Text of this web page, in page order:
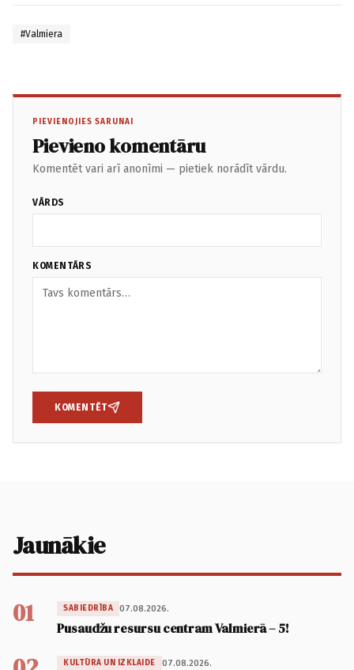
#Valmiera
PIEVIENOJIES SARUNAI
Pievieno komentāru
Komentēt vari arī anonīmi — pietiek norādīt vārdu.
VĀRDS
KOMENTĀRS
KOMENTĒT
Jaunākie
01 SABIEDRĪBA 07.08.2026.
Pusaudžu resursu centram Valmierā – 5!
KULTŪRA UN IZKLAIDE 07.08.2026.